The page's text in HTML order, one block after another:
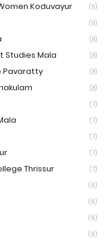
Koduvayur (9)
(9)
(8)
Studies Mala (8)
Pavaratty (8)
(8)
(7)
(7)
(7)
(7)
Thrissur (7)
(6)
(6)
(6)
(6)